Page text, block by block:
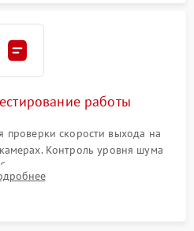
работы
проверки скорости выхода на
Контроль уровня шума
стенок и корректного
автоматической оттайки.